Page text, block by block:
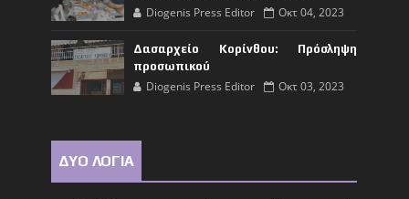
Diogenis Press Editor Οκτ 04, 2023
Δασαρχείο Κορίνθου: Πρόσληψη
προσωπικού
Diogenis Press Editor Οκτ 03, 2023
ΔΥΟ ΛΟΓΙΑ